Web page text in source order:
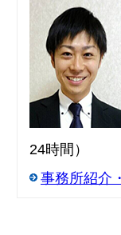
24時間）
事務所紹介